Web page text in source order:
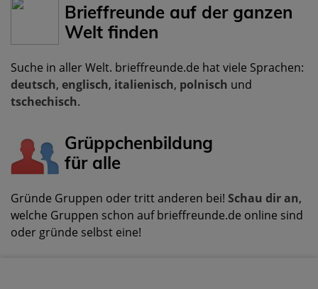
Brieffreunde auf der ganzen
Welt finden
Suche in aller Welt. brieffreunde.de hat viele Sprachen:
deutsch, englisch, italienisch, polnisch und
tschechisch.
Grüppchenbildung
für alle
Gründe Gruppen oder tritt anderen bei! Schau dir an,
welche Gruppen schon auf brieffreunde.de online sind
oder gründe selbst eine!